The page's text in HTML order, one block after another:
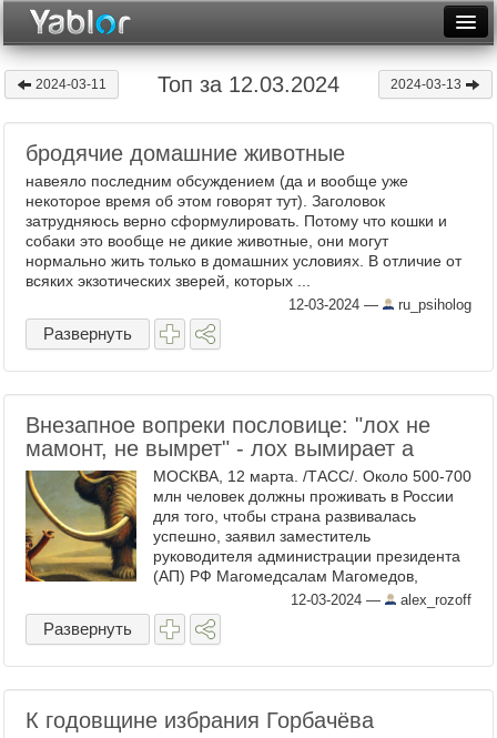
Месяц
Рейтинги
Архив
Фототоп
Видеотоп
2024-03-11 Топ за 12.03.2024 2024-03-13
бродячие домашние животные
навеяло последним обсуждением (да и вообще уже
некоторое время об этом говорят тут). Заголовок
затрудняюсь верно сформулировать. Потому что кошки и
собаки это вообще не дикие животные, они могут
нормально жить только в домашних условиях. В отличие от
всяких экзотических зверей, которых ...
12-03-2024 — ru_psiholog
Развернуть
Внезапное вопреки пословице: "лох не
мамонт, не вымрет" - лох вымирает а
МОСКВА, 12 марта. /ТАСС/. Около 500-700
млн человек должны проживать в России
для того, чтобы страна развивалась
успешно, заявил заместитель
руководителя администрации президента
(АП) РФ Магомедсалам Магомедов,
выступая на Всероссийском форуме
"Россия - Дом народов "* Непонятно,
откуда ...
12-03-2024 — alex_rozoff
Развернуть
К годовщине избрания Горбачёва